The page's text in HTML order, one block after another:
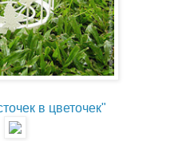
в цветочек"